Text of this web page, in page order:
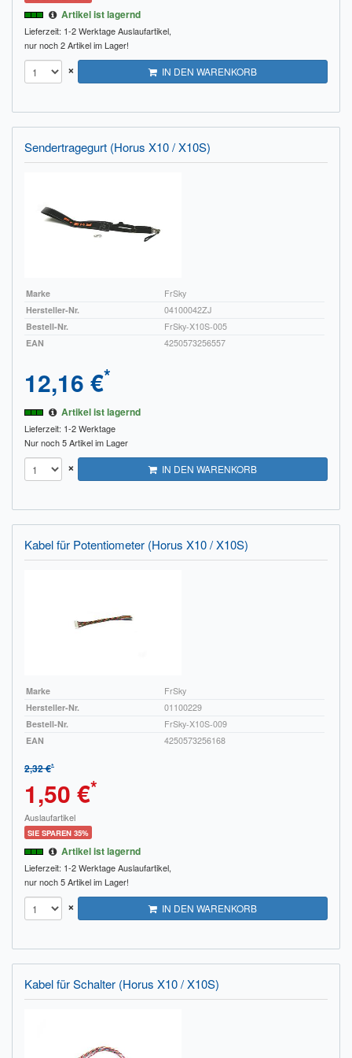
Impressum
FAQ
Was wir bieten
Unsere Philosophie
MEIN KONTO
Artikel ist lagernd
Lieferzeit: 1-2 WerktageAuslaufartikel,
nur noch 2 Artikel im Lager!
× IN DEN WARENKORB
Sendertragegurt (Horus X10 / X10S)
Marke
FrSky
Hersteller-Nr.
04100042ZJ
Bestell-Nr.
FrSky-X10S-005
EAN
4250573256557
12,16 €*
Artikel ist lagernd
Lieferzeit: 1-2 Werktage
Nur noch 5 Artikel im Lager
× IN DEN WARENKORB
Kabel für Potentiometer (Horus X10 / X10S)
Marke
FrSky
Hersteller-Nr.
01100229
Bestell-Nr.
FrSky-X10S-009
EAN
4250573256168
2,32 €*
1,50 €*
Auslaufartikel
SIE SPAREN 35%
Artikel ist lagernd
Lieferzeit: 1-2 WerktageAuslaufartikel,
nur noch 5 Artikel im Lager!
× IN DEN WARENKORB
Kabel für Schalter (Horus X10 / X10S)